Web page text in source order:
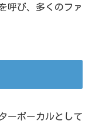
呼び、多くのファ
ーボーカルとして